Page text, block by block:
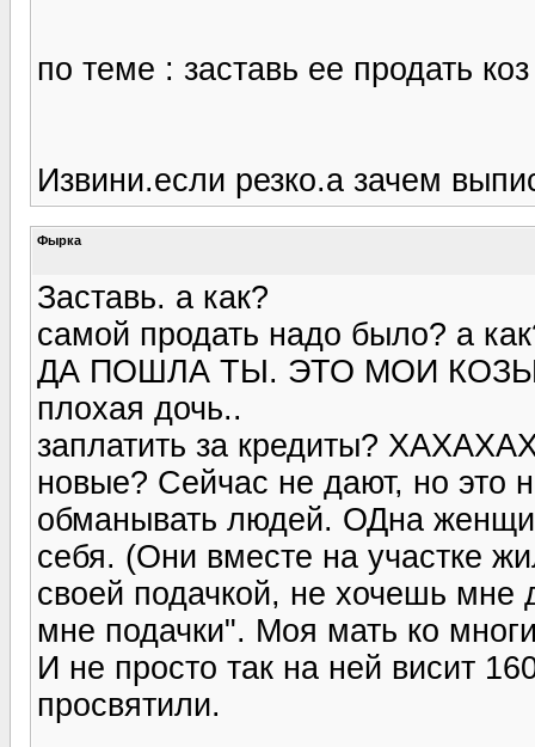
по теме : заставь ее продать
Извини.если резко.а зачем
Фырка
Заставь. а как?
самой продать надо было? а
ДА ПОШЛА ТЫ. ЭТО МОИ КОЗЫ!!!
плохая дочь..
заплатить за кредиты?
новые? Сейчас не дают, но это
обманывать людей. ОДна
себя. (Они вместе на участке
своей подачкой, не хочешь мне
мне подачки". Моя мать ко
И не просто так на ней висит
просвятили.